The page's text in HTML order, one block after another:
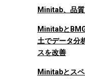
Minitab、品
Minitabと
土でデータ分
スを改善
Minitabとス